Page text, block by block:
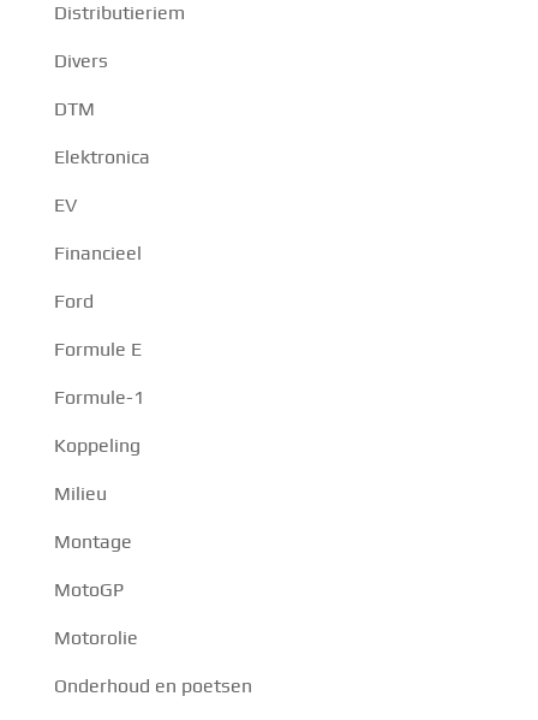
Distributieriem
Divers
DTM
Elektronica
EV
Financieel
Ford
Formule E
Formule-1
Koppeling
Milieu
Montage
MotoGP
Motorolie
Onderhoud en poetsen